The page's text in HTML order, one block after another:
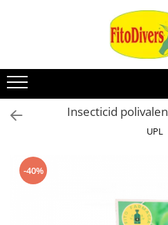
Insecticid
UPL
-40%